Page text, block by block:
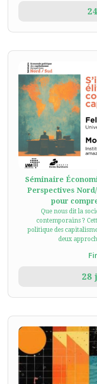
24
Séminaire
Perspectives
pour
Que nous dit la
contemporains ?
politique des
deux
28